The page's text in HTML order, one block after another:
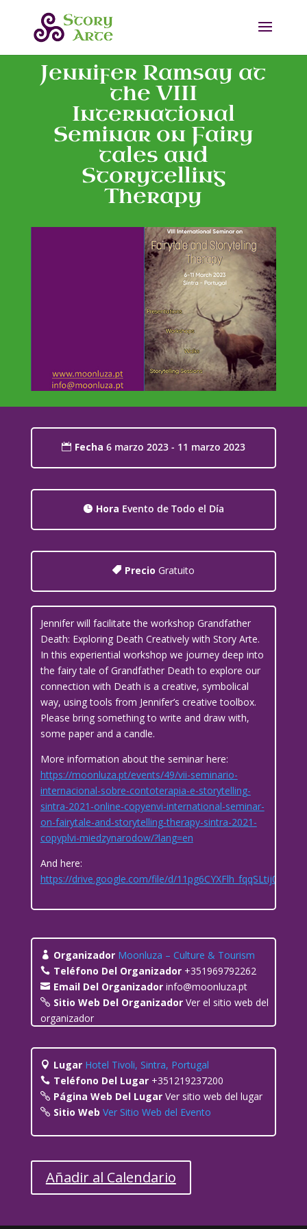
Jennifer Ramsay at
the VIII
International
Seminar on Fairy
tales and
Storytelling
Therapy
Fecha 6 marzo 2023 - 11 marzo 2023
Hora Evento de Todo el Día
PrecioGratuito
Jennifer will facilitate the workshop Grandfather
Death: Exploring Death Creatively with Story Arte.
In this experiential workshop we journey deep into
the fairy tale of Grandfather Death to explore our
connection with Death is a creative, symbolical
way, using tools from Jennifer’s creative toolbox.
Please bring something to write and draw with,
some paper and a candle.
More information about the seminar here:
https://moonluza.pt/events/49/vii-seminario-
internacional-sobre-contoterapia-e-storytelling-
sintra-2021-online-copyenvi-international-seminar-
on-fairytale-and-storytelling-therapy-sintra-2021-
copyplvi-miedzynarodow/?lang=en
And here:
https://drive.google.com/file/d/
Organizador Moonluza – Culture & Tourism
Teléfono Del Organizador +351969792262
Email Del Organizador info@moonluza.pt
Sitio Web Del Organizador Ver el sitio web del
organizador
Lugar Hotel Tivoli, Sintra, Portugal
Teléfono Del Lugar +351219237200
Página Web Del Lugar Ver sitio web del lugar
Sitio Web Ver Sitio Web del Evento
Añadir al Calendario